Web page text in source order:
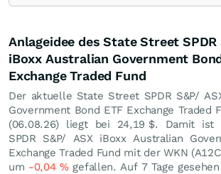
Anlageidee des State Street SPDR
iBoxx Australian Government
Exchange Traded Fund
Der aktuelle State Street SPDR S&P/
Government Bond ETF Exchange Traded
(06.08.26) liegt bei 24,19 $. Damit ist
SPDR S&P/ ASX iBoxx Australian
Exchange Traded Fund mit der WKN
um -0,04%gefallen. Auf 7 Tage